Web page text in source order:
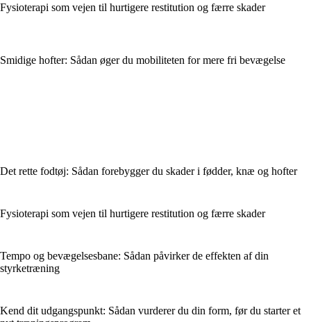
Fysioterapi som vejen til hurtigere restitution og færre skader
Smidige hofter: Sådan øger du mobiliteten for mere fri bevægelse
Det rette fodtøj: Sådan forebygger du skader i fødder, knæ og hofter
Fysioterapi som vejen til hurtigere restitution og færre skader
Tempo og bevægelsesbane: Sådan påvirker de effekten af din
styrketræning
Kend dit udgangspunkt: Sådan vurderer du din form, før du starter et